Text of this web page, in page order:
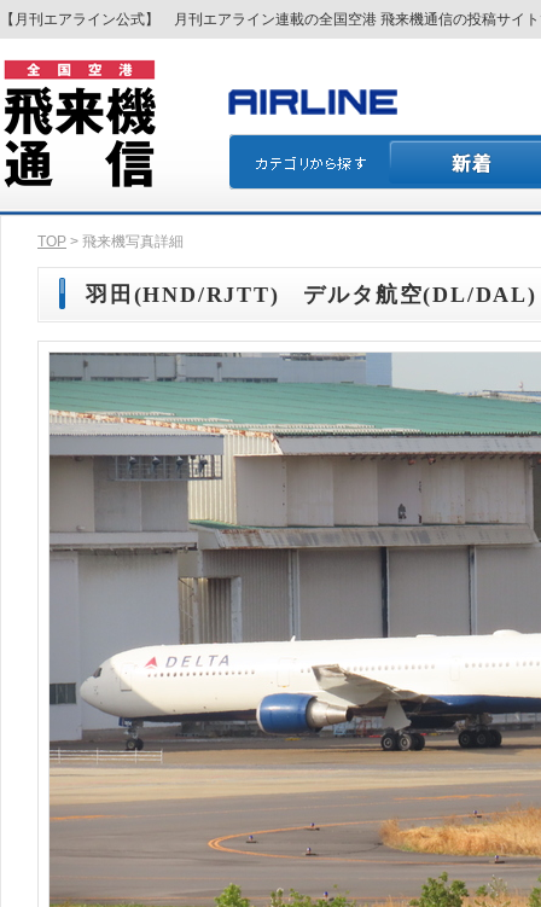
【月刊エアライン公式】 月刊エアライン連載の全国空港 飛来機通信の投稿サイ
TOP > 飛来機写真詳細
羽田(HND/RJTT) デルタ航空(DL/